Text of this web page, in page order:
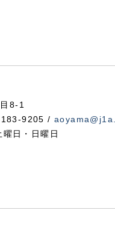
8-1
9205 /
日・日曜日